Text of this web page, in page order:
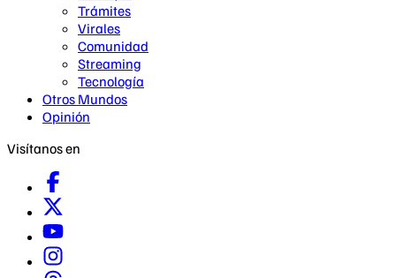
Trámites
Virales
Comunidad
Streaming
Tecnología
Otros Mundos
Opinión
Visítanos en